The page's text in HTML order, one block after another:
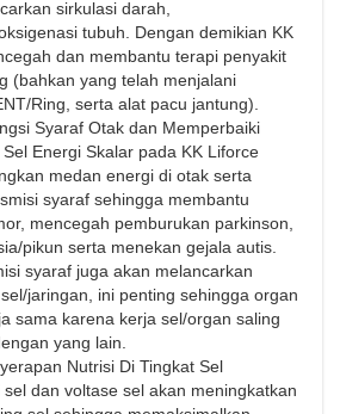
sirkulasi darah,
tubuh. Dengan demikian KK
dan membantu terapi penyakit
(bahkan yang telah menjalani
Ring, serta alat pacu jantung).
Syaraf Otak dan Memperbaiki
Energi Skalar pada KK Liforce
medan energi di otak serta
syaraf sehingga membantu
mencegah pemburukan parkinson,
pikun serta menekan gejala autis.
syaraf juga akan melancarkan
jaringan, ini penting sehingga organ
sama karena kerja sel/organ saling
yang lain.
Nutrisi Di Tingkat Sel
dan voltase sel akan meningkatkan